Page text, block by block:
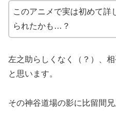
このアニメで実は初めて詳
られたかも…？
左之助らしくなく（？）、
と思います。
その神谷道場の影に比留間兄